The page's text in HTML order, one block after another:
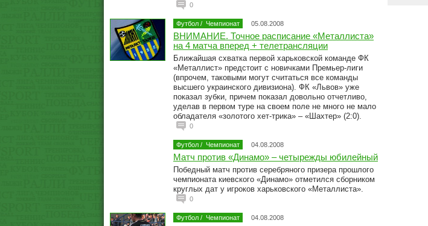
0
Футбол / Чемпионат 05.08.2008
ВНИМАНИЕ. Точное расписание «Металлиста»
на 4 матча вперед + телетрансляции
Ближайшая схватка первой харьковской команде ФК
«Металлист» предстоит с новичками Премьер-лиги
(впрочем, таковыми могут считаться все команды
высшего украинского дивизиона). ФК «Львов» уже
показал зубки, причем показал довольно отчетливо,
уделав в первом туре на своем поле не много не мало
обладателя «золотого хет-трика» – «Шахтер» (2:0).
0
Футбол / Чемпионат 04.08.2008
Матч против «Динамо» – четырежды юбилейный
Победный матч против серебряного призера прошлого
чемпионата киевского «Динамо» отметился сборником
круглых дат у игроков харьковского «Металлиста».
0
Футбол / Чемпионат 04.08.2008